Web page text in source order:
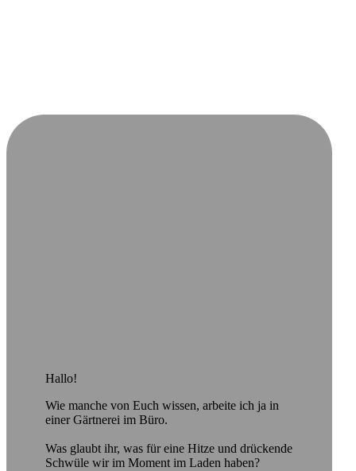
Hallo!
Wie manche von Euch wissen, arbeite ich ja in
einer Gärtnerei im Büro.
Was glaubt ihr, was für eine Hitze und drückende
Schwüle wir im Moment im Laden haben?